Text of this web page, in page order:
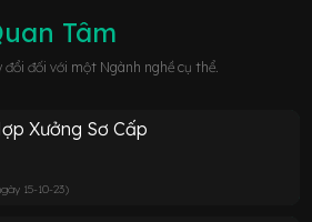
Tâm
đối với một Ngành nghề cụ thể.
Xưởng Sơ Cấp
15-10-23)